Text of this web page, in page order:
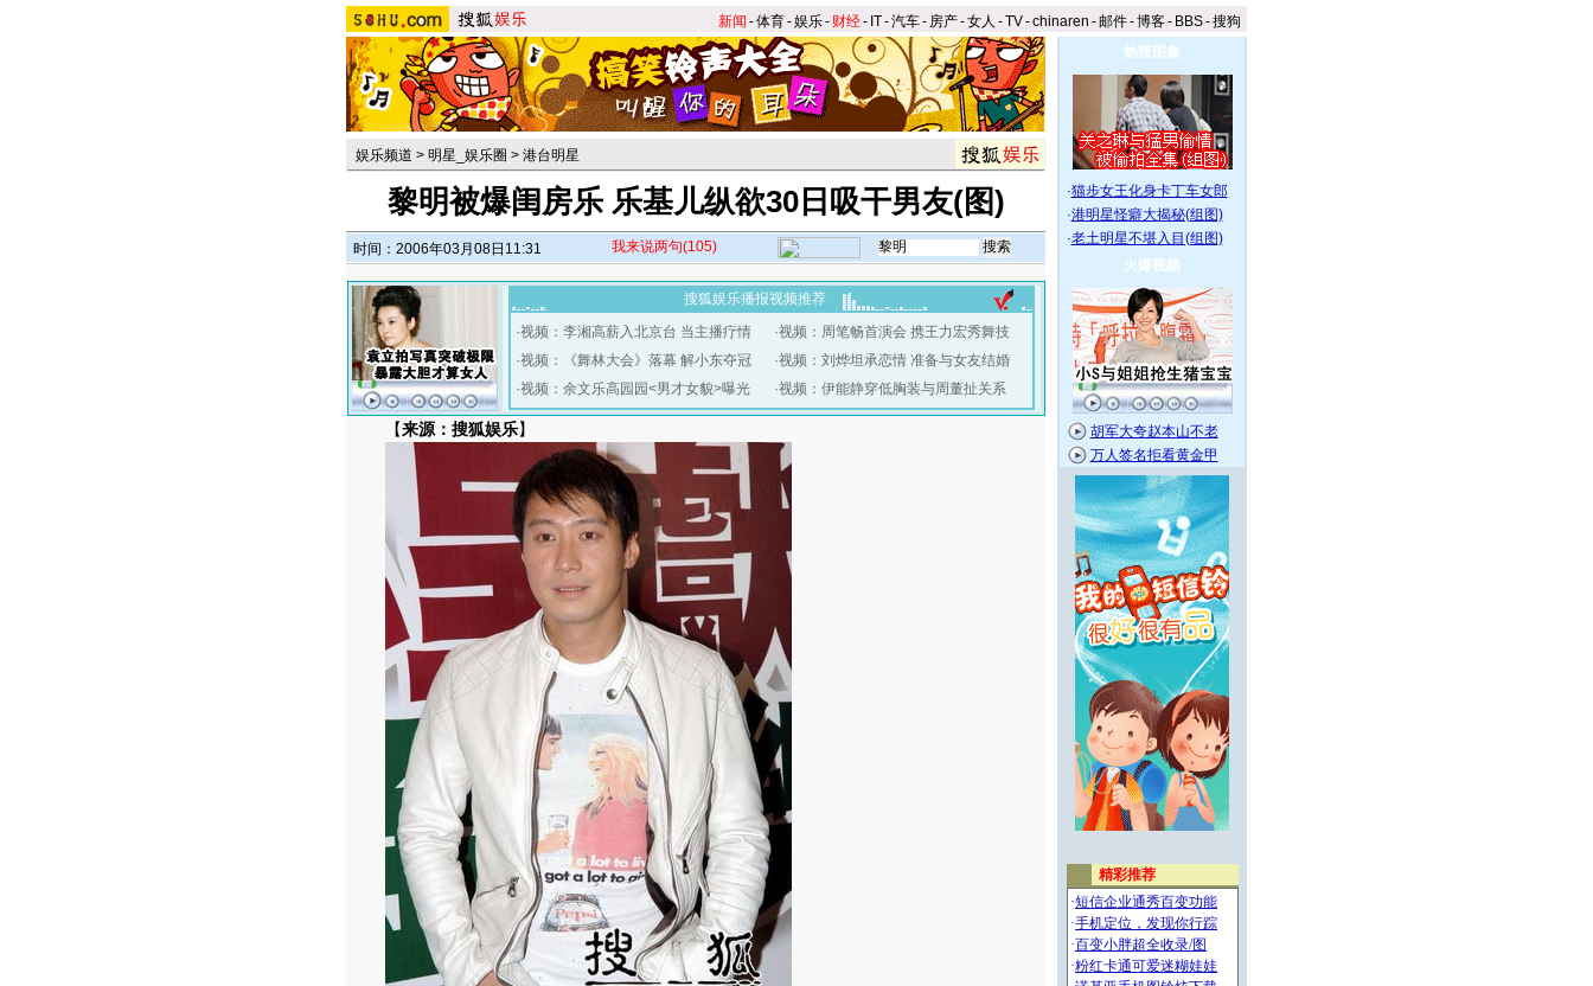
新闻 -体育-娱乐- 财经- IT-汽车- 房产-女人 -TV-chinaren -邮件-博客- BBS-搜狗
娱乐频道 > 明星_娱乐圈 > 港台明星
黎明被爆闺房乐 乐基儿纵欲30日吸干男友(图)
时间：2006年03月08日11:31 我来说两句(105)
搜狐娱乐播报视频推荐
·视频：李湘高薪入北京台 当主播疗情
·视频：《舞林大会》落幕 解小东夺冠
·视频：余文乐高园园<男才女貌>曝光
·视频：周笔畅首演会 携王力宏秀舞技
·视频：刘烨坦承恋情 准备与女友结婚
·视频：伊能静穿低胸装与周董扯关系
【来源：搜狐娱乐】
热辣图集
·猫步女王化身卡丁车女郎
·港明星怪癖大揭秘(组图)
·老土明星不堪入目(组图)
火爆视频
胡军大夸赵本山不老
万人签名拒看黄金甲